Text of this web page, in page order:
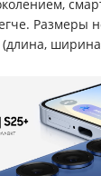
Размеры
(длина,